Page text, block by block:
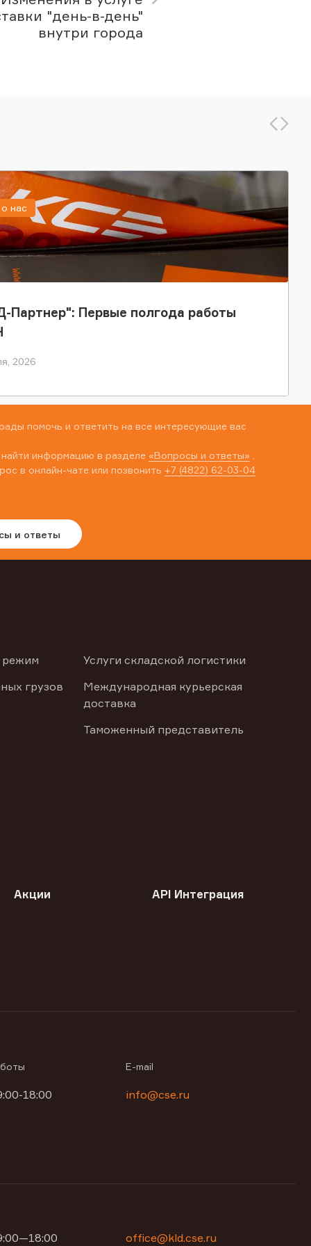
"день-в-день"
внутри города
Партнер": Первые полгода работы
2026
нас
помочь и ответить на все интересующие вас
информацию в разделе «Вопросы и ответы»
в онлайн-чате или позвонить +7 (4822) 62-03-04
и ответы
режим
грузов
Услуги складской логистики
Международная курьерская
доставка
Таможенный представитель
Акции API Интеграция
18:00
E-mail
info@cse.ru
office@kld.cse.ru